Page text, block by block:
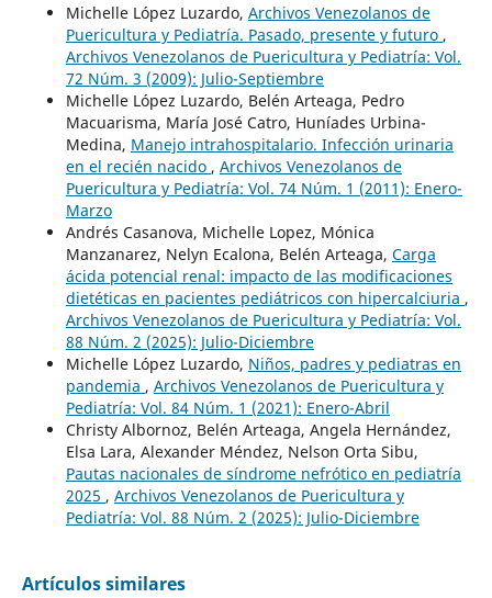
Michelle López Luzardo, Archivos Venezolanos de
Puericultura y Pediatría. Pasado, presente y futuro ,
Archivos Venezolanos de Puericultura y Pediatría: Vol.
72 Núm. 3 (2009): Julio-Septiembre
Michelle López Luzardo, Belén Arteaga, Pedro
Macuarisma, María José Catro, Huníades Urbina-
Medina, Manejo intrahospitalario. Infección urinaria
en el recién nacido , Archivos Venezolanos de
Puericultura y Pediatría: Vol. 74 Núm. 1 (2011): Enero-
Marzo
Andrés Casanova, Michelle Lopez, Mónica
Manzanarez, Nelyn Ecalona, Belén Arteaga, Carga
ácida potencial renal: impacto de las modificaciones
dietéticas en pacientes pediátricos con hipercalciuria ,
Archivos Venezolanos de Puericultura y Pediatría: Vol.
88 Núm. 2 (2025): Julio-Diciembre
Michelle López Luzardo, Niños, padres y pediatras en
pandemia , Archivos Venezolanos de Puericultura y
Pediatría: Vol. 84 Núm. 1 (2021): Enero-Abril
Christy Albornoz, Belén Arteaga, Angela Hernández,
Elsa Lara, Alexander Méndez, Nelson Orta Sibu,
Pautas nacionales de síndrome nefrótico en pediatría
2025 , Archivos Venezolanos de Puericultura y
Pediatría: Vol. 88 Núm. 2 (2025): Julio-Diciembre
Artículos similares